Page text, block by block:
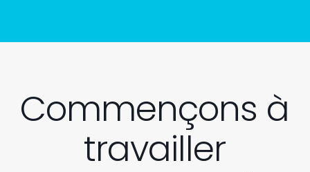
Commençons à
travailler